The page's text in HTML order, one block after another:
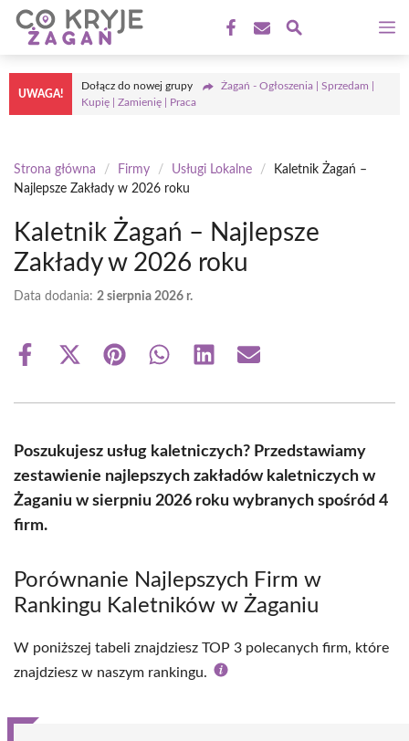
Przejdź
treści
UWAGA!
Dołącz do nowej grupy
Żagań - Ogłoszenia | Sprzedam |
Kupię | Zamienię | Praca
Strona główna / Firmy / Usługi Lokalne /
Kaletnik Żagań –
Najlepsze Zakłady w 2026 roku
Kaletnik Żagań – Najlepsze
Zakłady w 2026 roku
Data dodania: 2 sierpnia 2026 r.
Share
Share
(Twitter)
Share Share Share Share
Poszukujesz usług kaletniczych? Przedstawiamy
zestawienie najlepszych zakładów kaletniczych w
Żaganiu w sierpniu 2026 roku wybranych spośród 4
firm.
Porównanie Najlepszych Firm w
Rankingu Kaletników w Żaganiu
W poniższej tabeli znajdziesz TOP 3 polecanych firm, które
znajdziesz w naszym rankingu.